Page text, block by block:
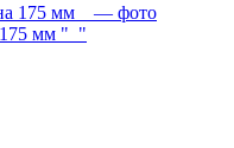
мм "_"